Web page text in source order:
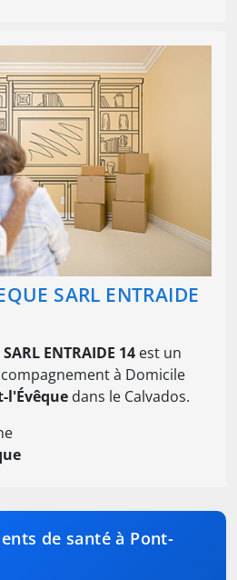
SARL ENTRAIDE
SARL ENTRAIDE 14 est un
à Domicile
l'Évêque dans le Calvados.
de santé à Pont-